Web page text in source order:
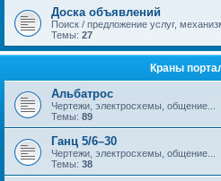
Доска объявлений
Поиск / предложение услуг,
Темы: 27
Краны
Альбатрос
Чертежи, электросхемы, общение...
Темы: 89
Ганц 5/6–30
Чертежи, электросхемы, общение...
Темы: 38